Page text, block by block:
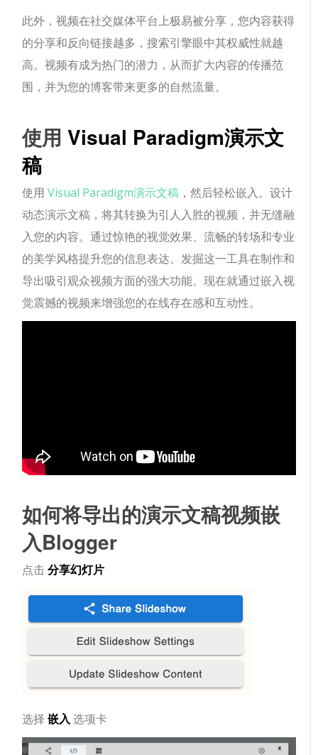
此外，视频在社交媒体平台上极易被分享，您内容获得
的分享和反向链接越多，搜索引擎眼中其权威性就越
高。视频有成为热门的潜力，从而扩大内容的传播范
围，并为您的博客带来更多的自然流量。
使用Visual Paradigm演示文
稿
使用Visual Paradigm演示文稿 ，然后轻松嵌入。设计
动态演示文稿，将其转换为引人入胜的视频，并无缝融
入您的内容。通过惊艳的视觉效果、流畅的转场和专业
的美学风格提升您的信息表达。发掘这一工具在制作和
导出吸引观众视频方面的强大功能。现在就通过嵌入视
觉震撼的视频来增强您的在线存在感和互动性。
如何将导出的演示文稿视频嵌
入Blogger
点击分享幻灯片
选择嵌入 选项卡